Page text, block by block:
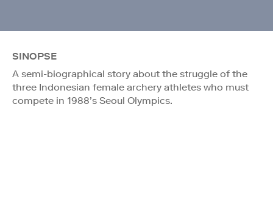
SINOPSE
A semi-biographical story about the struggle of the
three Indonesian female archery athletes who must
compete in 1988’s Seoul Olympics.